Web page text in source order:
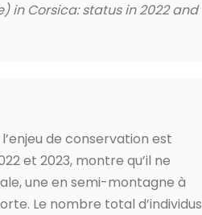
in Corsica: status in 2022 and
de conservation est
et 2023, montre qu’il ne
une en semi-montagne à
Le nombre total d’individus